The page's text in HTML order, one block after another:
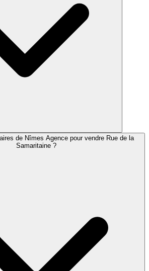
de Nîmes Agence pour vendre Rue de la
Samaritaine ?